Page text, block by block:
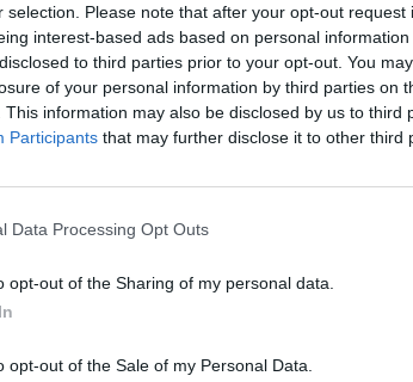
selection. Please note that after your opt-out request
interest-based ads based on personal
to third parties prior to your opt-out. You
of your personal information by third parties on
This information may also be disclosed by us to third
Participants that may further disclose it to other third
Data Processing Opt Outs
opt-out of the Sharing of my personal data.
opt-out of the Sale of my Personal Data.